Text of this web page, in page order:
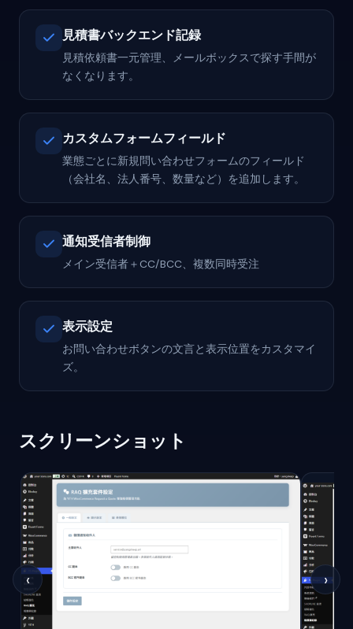
見積書バックエンド記録
見積依頼書一元管理、メールボックスで探す手間が
なくなります。
カスタムフォームフィールド
業態ごとに新規問い合わせフォームのフィールド
（会社名、法人番号、数量など）を追加します。
通知受信者制御
メイン受信者＋CC/BCC、複数同時受注
表示設定
お問い合わせボタンの文言と表示位置をカスタマイ
ズ。
スクリーンショット
‹ ›